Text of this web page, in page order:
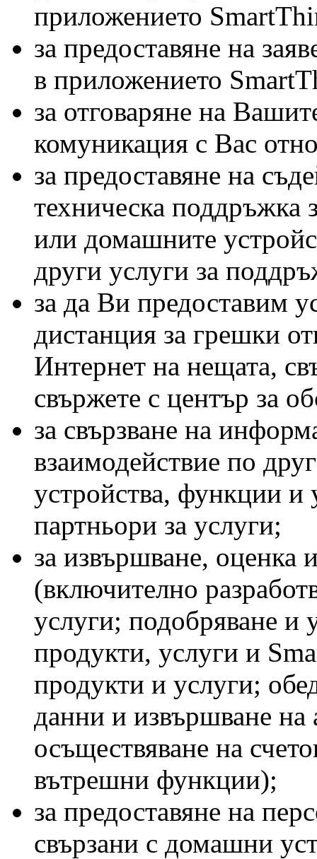
приложението
за предоставяне на
в приложението
за отговаряне на
комуникация с Вас
за предоставяне на
техническа поддръжка
или домашните
други услуги за
за да Ви предоставим
дистанция за грешки
Интернет на нещата,
свържете с център за
за свързване на
взаимодействие по
устройства, функции и
партньори за услуги;
за извършване, оценка
(включително
услуги; подобряване и
продукти, услуги и
продукти и услуги;
данни и извършване на
осъществяване на
вътрешни функции);
за предоставяне на
свързани с домашни